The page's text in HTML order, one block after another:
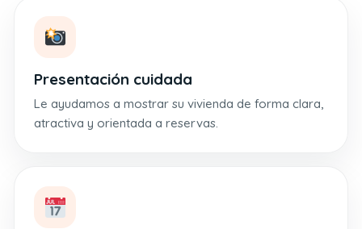
Presentación cuidada
Le ayudamos a mostrar su vivienda de forma clara,
atractiva y orientada a reservas.